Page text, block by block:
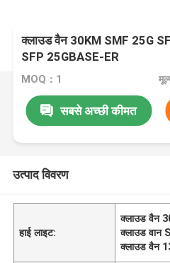
क्लाउड वैन 30KM SMF 25G
SFP 25GBASE-ER
MOQ：1
सबसे अच्छी कीमत
उत्पाद विवरण
हाई लाइट:
क्लाउड वैन
क्लाउड वान
क्लाउड वैन